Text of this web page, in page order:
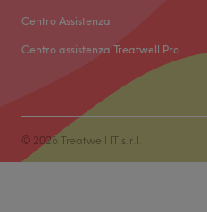
Centro Assistenza
Centro assistenza Treatwell Pro
© 2026 Treatwell IT s.r.l.